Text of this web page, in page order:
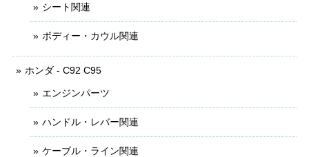
シート関連
ボディー・カウル関連
ホンダ - C92 C95
エンジンパーツ
ハンドル・レバー関連
ケーブル・ライン関連